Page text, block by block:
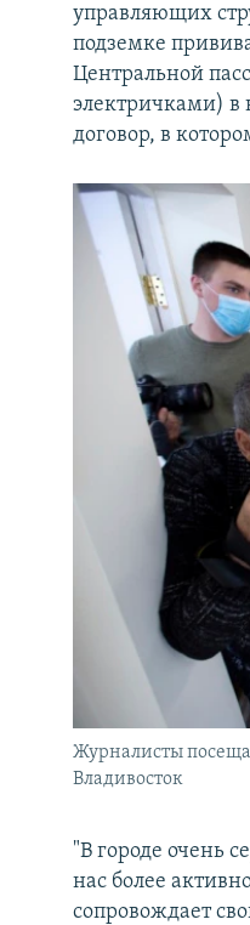
управляющих
подземке
Центральной
электричками) в
договор, в
Журналисты
Владивосток
"В городе очень
нас более
сопровождает